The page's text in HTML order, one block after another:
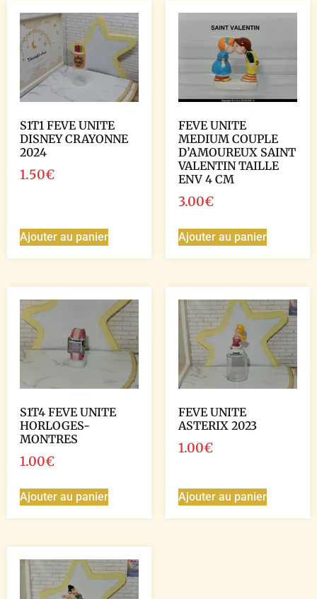
S1T1 FEVE UNITE
DISNEY CRAYONNE
2024
1.50€
Ajouter au panier
FEVE UNITE
MEDIUM COUPLE
D’AMOUREUX SAINT
VALENTIN TAILLE
ENV 4 CM
3.00€
Ajouter au panier
S1T4 FEVE UNITE
HORLOGES-
MONTRES
1.00€
Ajouter au panier
FEVE UNITE
ASTERIX 2023
1.00€
Ajouter au panier